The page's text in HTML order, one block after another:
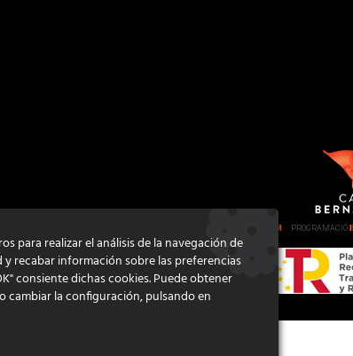
GRATSTUDIO.COM PROGRAMACIÓ
para realizar el análisis de la navegación de
recabar información sobre las preferencias
consiente dichas cookies. Puede obtener
cambiar la configuración, pulsando en